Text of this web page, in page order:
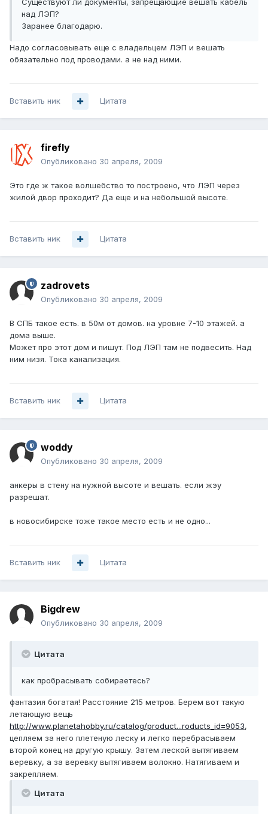
Существуют ли документы, запрещающие вешать кабель
над ЛЭП?
Заранее благодарю.
Надо согласовывать еще с владельцем ЛЭП и вешать
обязательно под проводами. а не над ними.
Вставить ник Цитата
firefly
Опубликовано 30 апреля, 2009
Это где ж такое волшебство то построено, что ЛЭП через
жилой двор проходит? Да еще и на небольшой высоте.
Вставить ник Цитата
zadrovets
Опубликовано 30 апреля, 2009
В СПБ такое есть. в 50м от домов. на уровне 7-10 этажей. а
дома выше.
Может про этот дом и пишут. Под ЛЭП там не подвесить. Над
ним низя. Тока канализация.
Вставить ник Цитата
woddy
Опубликовано 30 апреля, 2009
анкеры в стену на нужной высоте и вешать. если жэу
разрешат.
в новосибирске тоже такое место есть и не одно...
Вставить ник Цитата
Bigdrew
Опубликовано 30 апреля, 2009
Цитата
как пробрасывать собираетесь?
фантазия богатая! Расстояние 215 метров. Берем вот такую
летающую вещь
http://www.planetahobby.ru/catalog/product...roducts_id=9053,
цепляем за него плетеную леску и легко перебрасываем
второй конец на другую крышу. Затем леской вытягиваем
веревку, а за веревку вытягиваем волокно. Натягиваем и
закрепляем.
Цитата